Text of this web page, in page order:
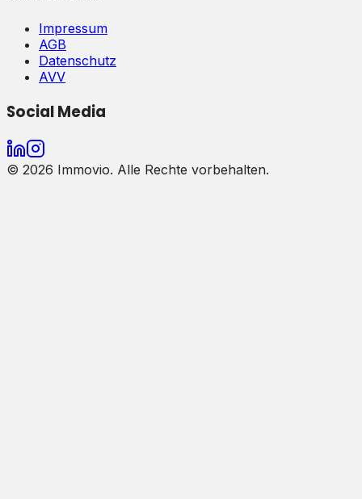
Impressum
AGB
Datenschutz
AVV
Social Media
© 2026 Immovio. Alle Rechte vorbehalten.